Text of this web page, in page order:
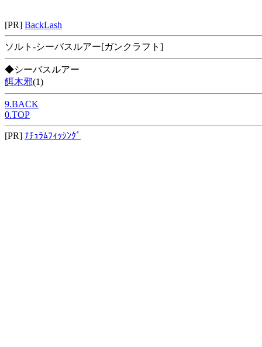
[PR] BackLash
ソルト-シーバスルアー[ガンクラフト]
◆シーバスルアー
餌木邪(1)
9.BACK
0.TOP
[PR] ﾅﾁｭﾗﾑﾌｨｯｼﾝｸﾞ